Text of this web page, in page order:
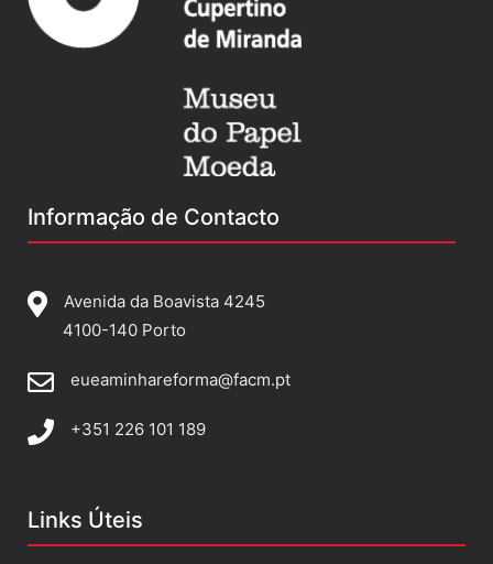
Informação de Contacto
Avenida da Boavista 4245
4100-140 Porto
eueaminhareforma@facm.pt
+351 226 101 189
Links Úteis